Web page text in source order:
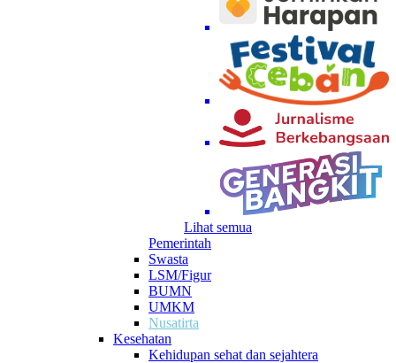
Lihat semua
Pemerintah
Swasta
LSM/Figur
BUMN
UMKM
Nusatirta
Kesehatan
Kehidupan sehat dan sejahtera